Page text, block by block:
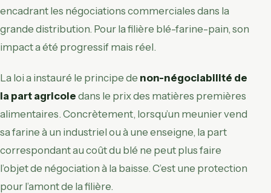
encadrant les négociations commerciales dans la
grande distribution. Pour la filière blé-farine-pain, son
impact a été progressif mais réel.
La loi a instauré le principe de non-négociabilité de
la part agricole dans le prix des matières premières
alimentaires. Concrètement, lorsqu’un meunier vend
sa farine à un industriel ou à une enseigne, la part
correspondant au coût du blé ne peut plus faire
l’objet de négociation à la baisse. C’est une protection
pour l’amont de la filière.